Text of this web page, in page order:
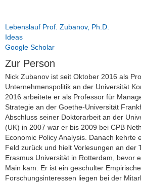
Verwaltung)
Yunchou Zhang, Ph.D.
Tristan Stahl
Alisa Weinberger
Lehrbeauftragte
Dr. Alicia von Schenk
Hon. Prof. Dr. Michael Groß
Dr. Daniel Herbold
Lebenslauf Prof. Zubanov, Ph.D.
Ideas
Google Scholar
Zur Person
Nick Zubanov ist seit Oktober 2016 als
Unternehmenspolitik an der Universität
2016 arbeitete er als Professor für
Strategie an der Goethe-Universität
Abschluss seiner Doktorarbeit an der
(UK) in 2007 war er bis 2009 bei CPB
Economic Policy Analysis. Danach kehrte
Feld zurück und hielt Vorlesungen an der
Erasmus Universität in Rotterdam, bevor
Main kam. Er ist ein geschulter
Forschungsinteressen liegen bei der